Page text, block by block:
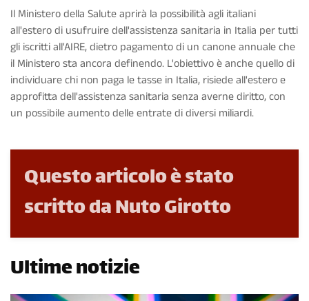
Il Ministero della Salute aprirà la possibilità agli italiani
all'estero di usufruire dell'assistenza sanitaria in Italia per tutti
gli iscritti all'AIRE, dietro pagamento di un canone annuale che
il Ministero sta ancora definendo. L'obiettivo è anche quello di
individuare chi non paga le tasse in Italia, risiede all'estero e
approfitta dell'assistenza sanitaria senza averne diritto, con
un possibile aumento delle entrate di diversi miliardi.
Questo articolo è stato
scritto da Nuto Girotto
Ultime notizie